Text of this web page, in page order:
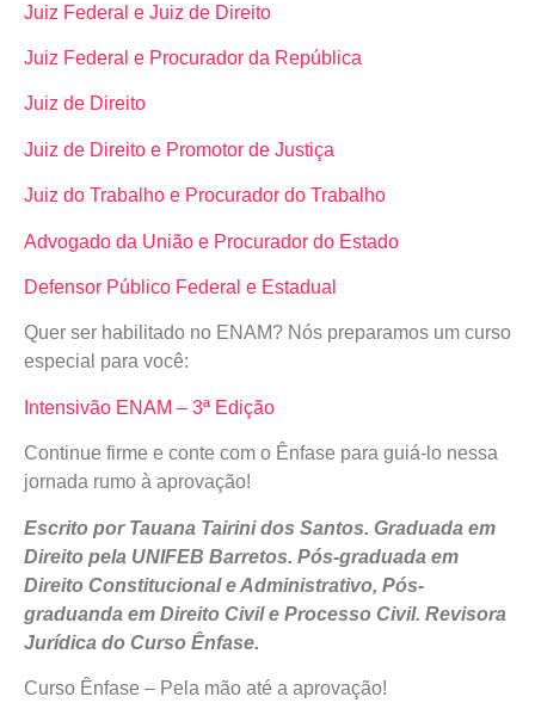
Juiz Federal e Juiz de Direito
Juiz Federal e Procurador da República
Juiz de Direito
Juiz de Direito e Promotor de Justiça
Juiz do Trabalho e Procurador do Trabalho
Advogado da União e Procurador do Estado
Defensor Público Federal e Estadual
Quer ser habilitado no ENAM? Nós preparamos um curso
especial para você:
Intensivão ENAM – 3ª Edição
Continue firme e conte com o Ênfase para guiá-lo nessa
jornada rumo à aprovação!
Escrito por Tauana Tairini dos Santos. Graduada em
Direito pela UNIFEB Barretos. Pós-graduada em
Direito Constitucional e Administrativo, Pós-
graduanda em Direito Civil e Processo Civil. Revisora
Jurídica do Curso Ênfase.
Curso Ênfase – Pela mão até a aprovação!